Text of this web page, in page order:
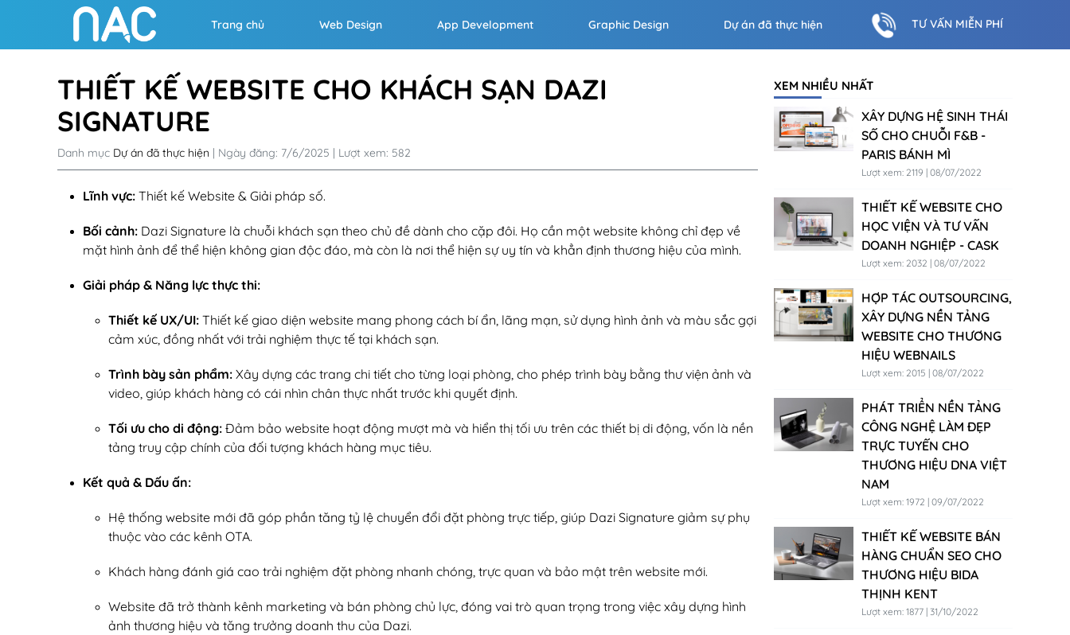
Trang chủ Web Design App Development Graphic Design Dự án đã thực hiện TƯ VẤN MIỄN PHÍ
THIẾT KẾ WEBSITE CHO KHÁCH SẠN DAZI
SIGNATURE
Danh mục Dự án đã thực hiện | Ngày đăng: 7/6/2025 | Lượt xem: 582
Lĩnh vực: Thiết kế Website & Giải pháp số.
Bối cảnh: Dazi Signature là chuỗi khách sạn theo chủ đề dành cho cặp đôi. Họ cần một website không chỉ đẹp về
mặt hình ảnh để thể hiện không gian độc đáo, mà còn là nơi thể hiện sự uy tín và khẳn định thương hiệu của mình.
Giải pháp & Năng lực thực thi:
Thiết kế UX/UI: Thiết kế giao diện website mang phong cách bí ẩn, lãng mạn, sử dụng hình ảnh và màu sắc gợi
cảm xúc, đồng nhất với trải nghiệm thực tế tại khách sạn.
Trình bày sản phẩm: Xây dựng các trang chi tiết cho từng loại phòng, cho phép trình bày bằng thư viện ảnh và
video, giúp khách hàng có cái nhìn chân thực nhất trước khi quyết định.
Tối ưu cho di động: Đảm bảo website hoạt động mượt mà và hiển thị tối ưu trên các thiết bị di động, vốn là nền
tảng truy cập chính của đối tượng khách hàng mục tiêu.
Kết quả & Dấu ấn:
Hệ thống website mới đã góp phần tăng tỷ lệ chuyển đổi đặt phòng trực tiếp, giúp Dazi Signature giảm sự phụ
thuộc vào các kênh OTA.
Khách hàng đánh giá cao trải nghiệm đặt phòng nhanh chóng, trực quan và bảo mật trên website mới.
Website đã trở thành kênh marketing và bán phòng chủ lực, đóng vai trò quan trọng trong việc xây dựng hình
ảnh thương hiệu và tăng trưởng doanh thu của Dazi.
XEM NHIỀU NHẤT
XÂY DỰNG HỆ SINH THÁI
SỐ CHO CHUỖI F&B -
PARIS BÁNH MÌ
Lượt xem: 2119 | 08/07/2022
THIẾT KẾ WEBSITE CHO
HỌC VIỆN VÀ TƯ VẤN
DOANH NGHIỆP - CASK
Lượt xem: 2032 | 08/07/2022
HỢP TÁC OUTSOURCING,
XÂY DỰNG NỀN TẢNG
WEBSITE CHO THƯƠNG
HIỆU WEBNAILS
Lượt xem: 2015 | 08/07/2022
PHÁT TRIỂN NỀN TẢNG
CÔNG NGHỆ LÀM ĐẸP
TRỰC TUYẾN CHO
THƯƠNG HIỆU DNA VIỆT
NAM
Lượt xem: 1972 | 09/07/2022
THIẾT KẾ WEBSITE BÁN
HÀNG CHUẨN SEO CHO
THƯƠNG HIỆU BIDA
THỊNH KENT
Lượt xem: 1877 | 31/10/2022